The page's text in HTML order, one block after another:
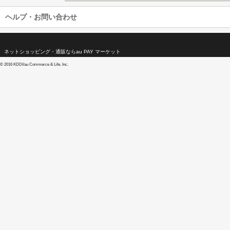
ヘルプ・お問い合わせ
ネットショッピング・通販ならau PAY マーケット
© 2016 KDDI/au Commerce & Life, Inc.